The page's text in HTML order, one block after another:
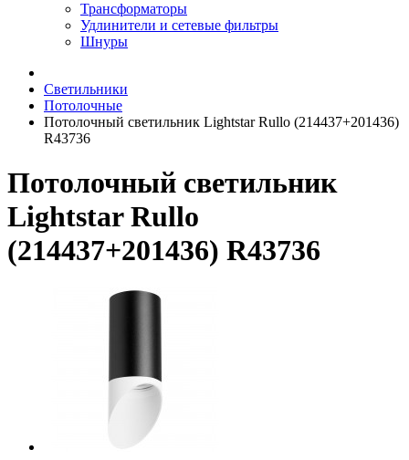
Трансформаторы
Удлинители и сетевые фильтры
Шнуры
Светильники
Потолочные
Потолочный светильник Lightstar Rullo (214437+201436)
R43736
Потолочный светильник
Lightstar Rullo
(214437+201436) R43736